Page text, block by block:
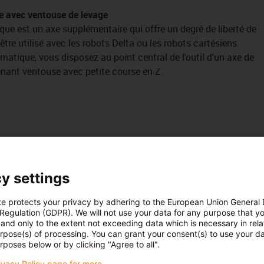
ventouse de levage
est un axe supplémentaire qui offre un degré de liberté de
utilisé avec les robots Delta ou les robots cartésiens.
vous disposez au point central de l'outil d'un axe de
ventouse avec petite course en Z.
DHS2017-S
M5-DM22
linéaire. Pick and place avec ou sans mouvement de
settings
protects your privacy by adhering to the European Union General
(GDPR). We will not use your data for any purpose that
only to the extent not exceeding data which is necessary in
of processing. You can grant your consent(s) to use your
below or by clicking "Agree to all".